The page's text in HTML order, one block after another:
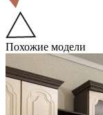
Похожие модели